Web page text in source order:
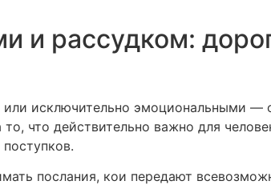
и рассудком:
исключительно эмоциональными —
что действительно важно для
послания, кои передают